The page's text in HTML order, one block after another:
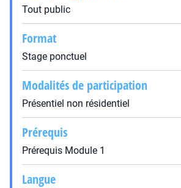
Tout public
Format
Stage ponctuel
Modalités de participation
Présentiel non résidentiel
Prérequis
Prérequis Module 1
Langue